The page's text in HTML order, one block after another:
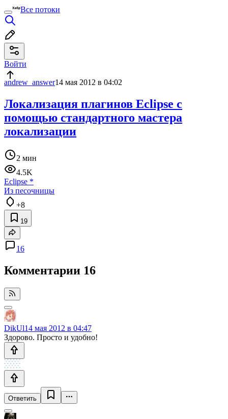
Все потоки
Войти
andrew_answer14 мая 2012 в 04:02
Локализация плагинов Eclipse с
помощью стандартного мастера
локализации
2 мин
4.5K
Eclipse *
Из песочницы
+8
19
16
Комментарии 16
DikUl14 мая 2012 в 04:47
Здорово. Просто и удобно!
Ответить